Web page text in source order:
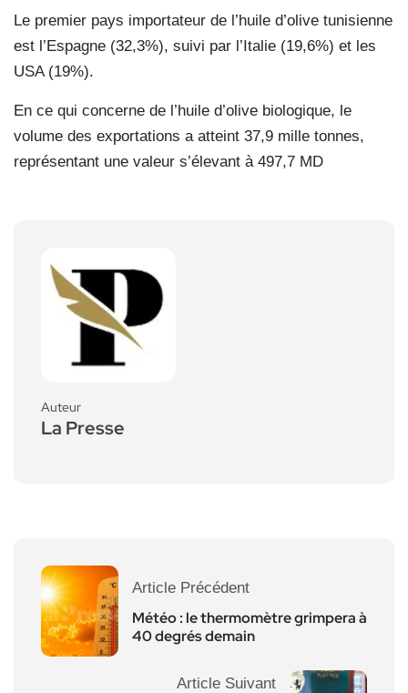
Le premier pays importateur de l’huile d’olive tunisienne
est l’Espagne (32,3%), suivi par l’Italie (19,6%) et les
USA (19%).
En ce qui concerne de l’huile d’olive biologique, le
volume des exportations a atteint 37,9 mille tonnes,
représentant une valeur s’élevant à 497,7 MD
Auteur
La Presse
Article Précédent
Météo : le thermomètre grimpera à
40 degrés demain
Article Suivant